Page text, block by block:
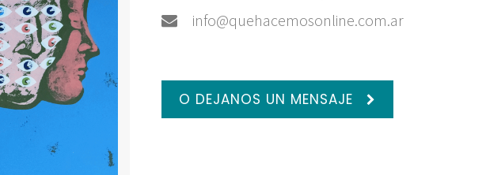
info@quehacemosonline.com.ar
O DEJANOS UN MENSAJE